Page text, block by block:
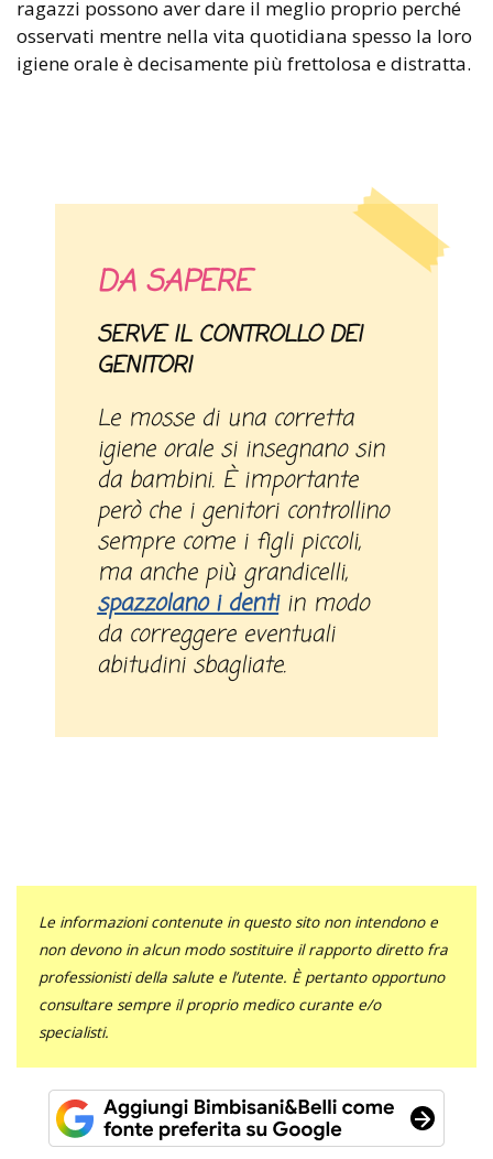
ragazzi possono aver dare il meglio proprio perché
osservati mentre nella vita quotidiana spesso la loro
igiene orale è decisamente più frettolosa e distratta.
DA SAPERE
SERVE IL CONTROLLO DEI
GENITORI
Le mosse di una corretta
igiene orale si insegnano sin
da bambini. È importante
però che i genitori controllino
sempre come i figli piccoli,
ma anche più grandicelli,
spazzolano i dentiin modo
da correggere eventuali
abitudini sbagliate.
Le informazioni contenute in questo sito non intendono e
non devono in alcun modo sostituire il rapporto diretto fra
professionisti della salute e l’utente. È pertanto opportuno
consultare sempre il proprio medico curante e/o
specialisti.